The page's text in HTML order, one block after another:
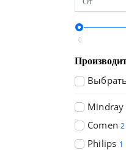
0
Mindray
Comen 2
Philips 1